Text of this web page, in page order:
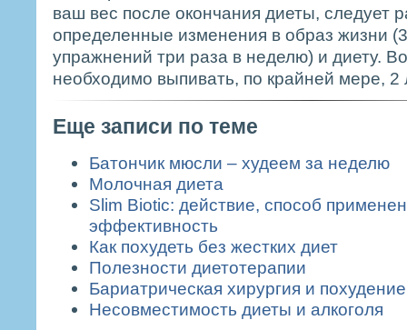
ваш вес после окончания диеты, следует
определенные изменения в образ жизни
упражнений три раза в неделю) и диету.
необходимо выпивать, по крайней мере, 2
Еще записи по теме
Батончик мюсли – худеем за неделю
Молочная диета
Slim Biotic: действие, способ
эффективность
Как похудеть без жестких диет
Полезности диетотерапии
Бариатрическая хирургия и похудение
Несовместимость диеты и алкоголя